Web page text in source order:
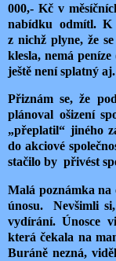
000,- Kč v
nabídku odmítl. K
z nichž plyne, že
klesla, nemá
ještě není splatný
Přiznám se, že
plánoval ošizení
„přeplatil“ jiného
do akciové
stačilo by přivést
Malá poznámka
únosu.
Nevšimli
vydírání. Únosce
která čekala na
Buráně nezná,